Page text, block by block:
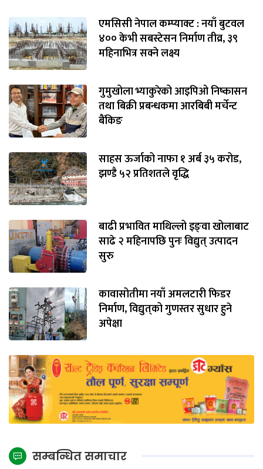
एमसिसी नेपाल कम्प्याक्ट : नयाँ बुटवल
४०० केभी सबस्टेसन निर्माण तीव्र, ३९
महिनाभित्र सक्ने लक्ष्य
गुमुखोला भ्याकुरेको आइपिओ निष्कासन
तथा बिक्री प्रबन्धकमा आरबिबी मर्चेन्ट
बैंकिङ
साहस ऊर्जाको नाफा १ अर्ब ३५ करोड,
झण्डै ५२ प्रतिशतले वृद्धि
बाढी प्रभावित माथिल्लो इङ्‌वा खोलाबाट
साढे २ महिनापछि पुनः विद्युत् उत्पादन
सुरु
कावासोतीमा नयाँ अमलटारी फिडर
निर्माण, विद्युत्‌को गुणस्तर सुधार हुने
अपेक्षा
सम्बन्धित समाचार